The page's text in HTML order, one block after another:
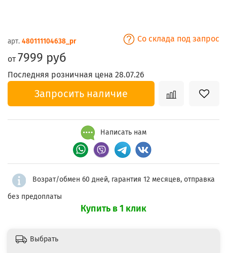
арт. 480111104638_pr Со склада под запрос
от7999 руб
Последняя розничная цена 28.07.26
Запросить наличие
Написать нам
Возрат/обмен 60 дней, гарантия 12 месяцев, отправка
без предоплаты
Купить в 1 клик
Выбрать